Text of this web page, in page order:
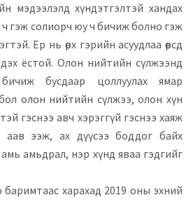
мэдээлэлд хүндэтгэлтэй хандах
гэж солиорч юу ч бичиж болно гэж
Ер нь өрх гэрийн асуудлаа өөрсдөө
ёстой. Олон нийтийн сүлжээнд
бусдаар цоллуулах ямар
олон нийтийн сүлжээ, олон хүн
гэснээ авч хэрэггүй гэснээ хаяж
аав ээж, ах дүүсээ боддог байх
амь амьдрал, нэр хүнд яваа гэдгийг
баримтаас харахад 2019 оны эхний